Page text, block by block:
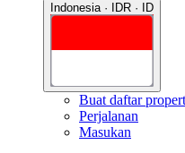
Indonesia · IDR · ID
Buat daftar
Perjalanan
Masukan